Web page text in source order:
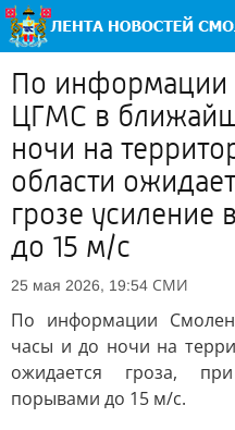
По информации
ЦГМС в
ночи на
области
грозе усиление
до 15 м/с
25 мая 2026, 19:54 СМИ
По информации
часы и до ночи на
ожидается гроза,
порывами до 15 м/с.